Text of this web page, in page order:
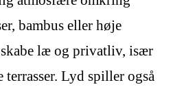
bambus eller høje
skabe læ og privatliv, især
terrasser. Lyd spiller også